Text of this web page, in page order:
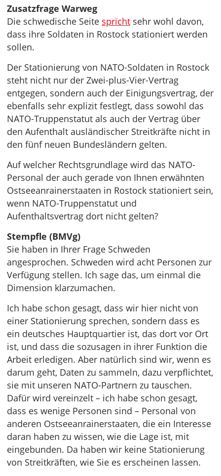
Zusatzfrage Warweg
Die schwedische Seite spricht sehr wohl davon,
dass ihre Soldaten in Rostock stationiert werden
sollen.
Der Stationierung von NATO-Soldaten in Rostock
steht nicht nur der Zwei-plus-Vier-Vertrag
entgegen, sondern auch der Einigungsvertrag, der
ebenfalls sehr explizit festlegt, dass sowohl das
NATO-Truppenstatut als auch der Vertrag über
den Aufenthalt ausländischer Streitkräfte nicht in
den fünf neuen Bundesländern gelten.
Auf welcher Rechtsgrundlage wird das NATO-
Personal der auch gerade von Ihnen erwähnten
Ostseeanrainerstaaten in Rostock stationiert sein,
wenn NATO-Truppenstatut und
Aufenthaltsvertrag dort nicht gelten?
Stempfle (BMVg)
Sie haben in Ihrer Frage Schweden
angesprochen. Schweden wird acht Personen zur
Verfügung stellen. Ich sage das, um einmal die
Dimension klarzumachen.
Ich habe schon gesagt, dass wir hier nicht von
einer Stationierung sprechen, sondern dass es
ein deutsches Hauptquartier ist, das dort vor Ort
ist, und dass die sozusagen in ihrer Funktion die
Arbeit erledigen. Aber natürlich sind wir, wenn es
darum geht, Daten zu sammeln, dazu verpflichtet,
sie mit unseren NATO-Partnern zu tauschen.
Dafür wird vereinzelt – ich habe schon gesagt,
dass es wenige Personen sind – Personal von
anderen Ostseeanrainerstaaten, die ein Interesse
daran haben zu wissen, wie die Lage ist, mit
eingebunden. Da haben wir keine Stationierung
von Streitkräften, wie Sie es erscheinen lassen.